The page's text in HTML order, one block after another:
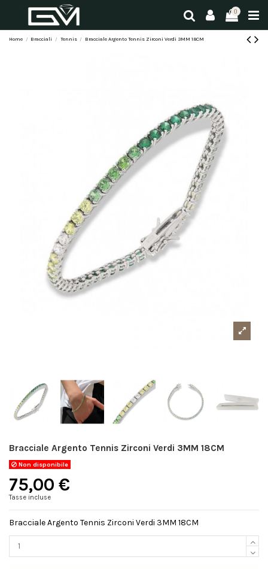
0
Home Bracciali Tennis Bracciale Argento Tennis Zirconi Verdi 3MM 18CM
Bracciale Argento Tennis Zirconi Verdi 3MM 18CM
Non disponibile
75,00 €
Tasse incluse
Bracciale Argento Tennis Zirconi Verdi 3MM 18CM